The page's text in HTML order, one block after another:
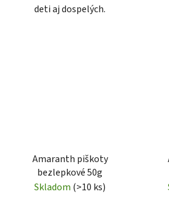
deti aj dospelých.
Amaranth piškoty
bezlepkové 50g
Skladom (>10 ks)